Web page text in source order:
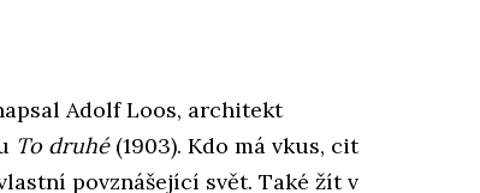
Adolf Loos, architekt
To druhé(1903). Kdo má vkus, cit
povznášející svět. Také žít v